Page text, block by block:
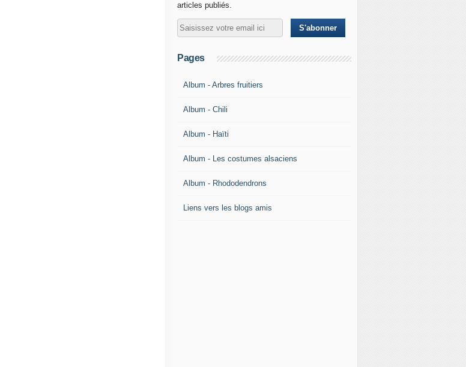
articles publiés.
Pages
Album - Arbres fruitiers
Album - Chili
Album - Haïti
Album - Les costumes alsaciens
Album - Rhododendrons
Liens vers les blogs amis